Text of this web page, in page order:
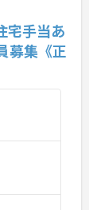
宅手当あ
募集《正